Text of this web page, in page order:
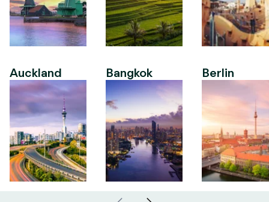
Auckland Bangkok Berlin